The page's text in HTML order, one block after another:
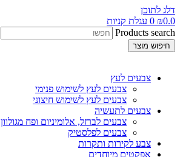
דלג לתוכן
₪0.0
0 עגלת קניות
Products search
חיפוש מוצר
צבעים לעץ
צבעים לעץ לשימוש פנימי
צבעים לעץ לשימוש חיצוני
צבעים לתעשיה
צבעים לברזל, אלומיניום ופח מגולוון
צבעים לפלסטיק
צבע לקירות ותקרות
אפקטים מיוחדים